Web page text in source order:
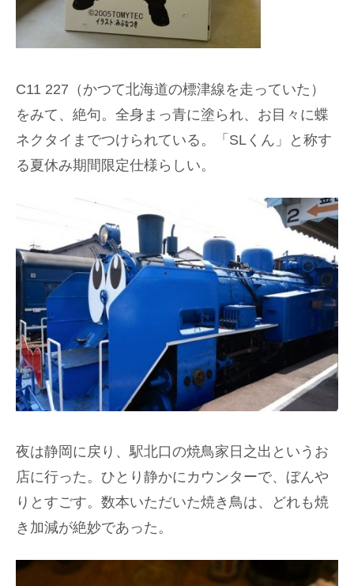
C11 227（かつて北海道の標津線を走っていた）
をみて、絶句。全身まっ青に塗られ、お目々に蝶
ネクタイまでつけられている。「SLくん」と称す
る夏休み期間限定仕様らしい。
夜は静岡に戻り、駅北口の焼鳥家日之出というお
店に行った。ひとり静かにカウンターで、ぼんや
りとすごす。数本いただいた焼き鳥は、どれも焼
き加減が絶妙であった。